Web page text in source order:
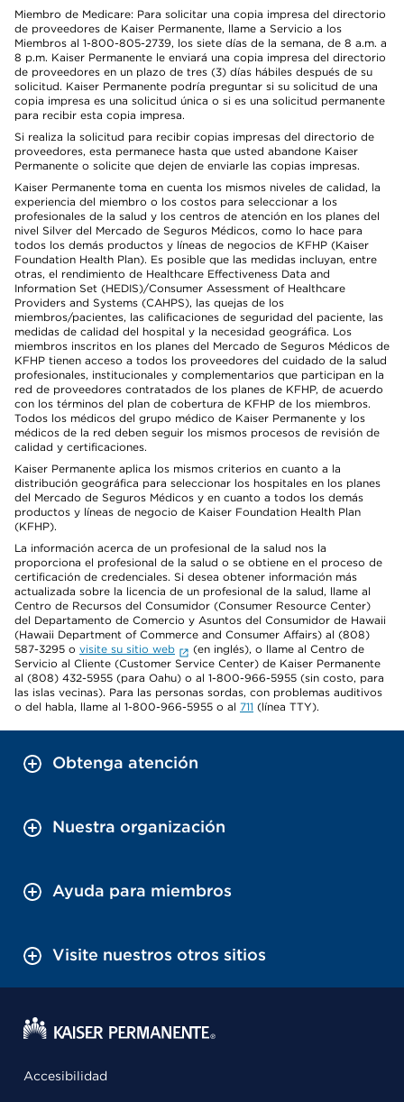
Miembro de Medicare: Para solicitar una copia impresa del directorio
de proveedores de Kaiser Permanente, llame a Servicio a los
Miembros al 1-800-805-2739, los siete días de la semana, de 8 a.m. a
8 p.m. Kaiser Permanente le enviará una copia impresa del directorio
de proveedores en un plazo de tres (3) días hábiles después de su
solicitud. Kaiser Permanente podría preguntar si su solicitud de una
copia impresa es una solicitud única o si es una solicitud permanente
para recibir esta copia impresa.
Si realiza la solicitud para recibir copias impresas del directorio de
proveedores, esta permanece hasta que usted abandone Kaiser
Permanente o solicite que dejen de enviarle las copias impresas.
Kaiser Permanente toma en cuenta los mismos niveles de calidad, la
experiencia del miembro o los costos para seleccionar a los
profesionales de la salud y los centros de atención en los planes del
nivel Silver del Mercado de Seguros Médicos, como lo hace para
todos los demás productos y líneas de negocios de KFHP (Kaiser
Foundation Health Plan). Es posible que las medidas incluyan, entre
otras, el rendimiento de Healthcare Effectiveness Data and
Information Set (HEDIS)/Consumer Assessment of Healthcare
Providers and Systems (CAHPS), las quejas de los
miembros/pacientes, las calificaciones de seguridad del paciente, las
medidas de calidad del hospital y la necesidad geográfica. Los
miembros inscritos en los planes del Mercado de Seguros Médicos de
KFHP tienen acceso a todos los proveedores del cuidado de la salud
profesionales, institucionales y complementarios que participan en la
red de proveedores contratados de los planes de KFHP, de acuerdo
con los términos del plan de cobertura de KFHP de los miembros.
Todos los médicos del grupo médico de Kaiser Permanente y los
médicos de la red deben seguir los mismos procesos de revisión de
calidad y certificaciones.
Kaiser Permanente aplica los mismos criterios en cuanto a la
distribución geográfica para seleccionar los hospitales en los planes
del Mercado de Seguros Médicos y en cuanto a todos los demás
productos y líneas de negocio de Kaiser Foundation Health Plan
(KFHP).
La información acerca de un profesional de la salud nos la
proporciona el profesional de la salud o se obtiene en el proceso de
certificación de credenciales. Si desea obtener información más
actualizada sobre la licencia de un profesional de la salud, llame al
Centro de Recursos del Consumidor (Consumer Resource Center)
del Departamento de Comercio y Asuntos del Consumidor de Hawaii
(Hawaii Department of Commerce and Consumer Affairs) al (808)
587-3295 o visite su sitio web
(en inglés), o llame al Centro de
Servicio al Cliente (Customer Service Center) de Kaiser Permanente
al (808) 432-5955 (para Oahu) o al 1-800-966-5955 (sin costo, para
las islas vecinas). Para las personas sordas, con problemas auditivos
o del habla, llame al 1-800-966-5955 o al 711 (línea TTY).
Obtenga atención
Nuestra organización
Ayuda para miembros
Visite nuestros otros sitios
Accesibilidad